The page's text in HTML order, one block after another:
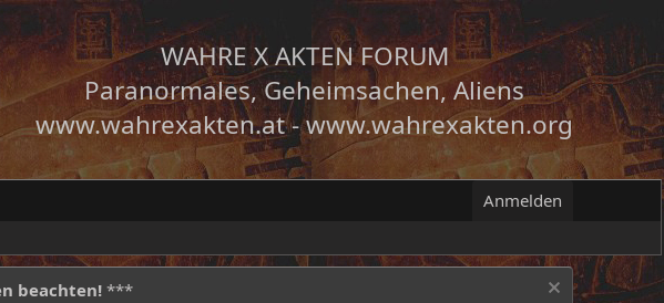
WAHRE X AKTEN FORUM
Paranormales, Geheimsachen, Aliens
www.wahrexakten.at-www.wahrexakten.org
Anmelden
beachten! ***